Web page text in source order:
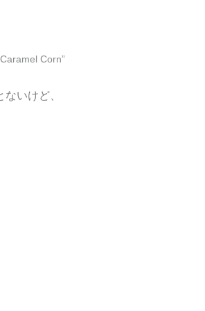
Corn”
いけど、